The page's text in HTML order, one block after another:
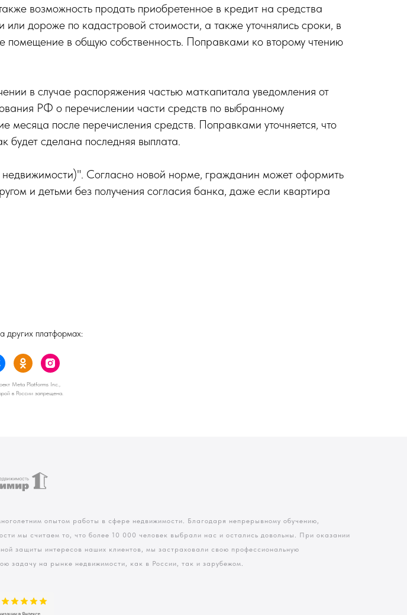
возможность продать приобретенное в кредит на средства
дороже по кадастровой стоимости, а также уточнялись сроки, в
в общую собственность. Поправками ко второму чтению
в случае распоряжения частью маткапитала уведомления от
РФ о перечислении части средств по выбранному
после перечисления средств. Поправками уточняется, что
будет сделана последняя выплата.
Согласно новой норме, гражданин может оформить
и детьми без получения согласия банка, даже если квартира
других платформах:
Meta Platforms Inc.,
в России запрещена.
опытом работы в сфере недвижимости. Благодаря непрерывному обучению,
мы считаем то, что более 10 000 человек выбрали нас и остались довольны. При оказании
защиты интересов наших клиентов, мы застраховали свою профессиональную
задачу на рынке недвижимости, как в России, так и зарубежом.